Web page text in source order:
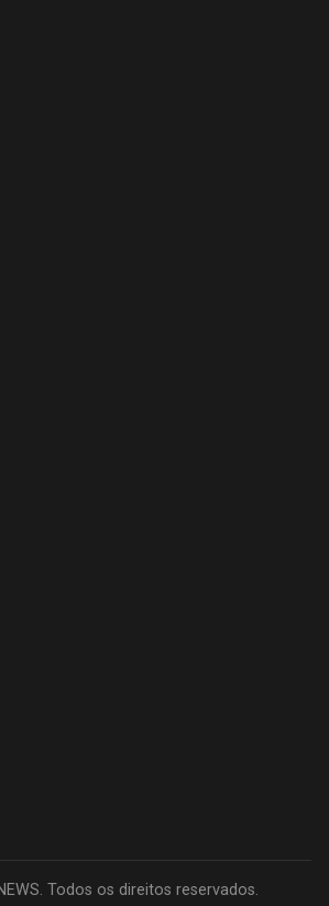
Todos os direitos reservados.